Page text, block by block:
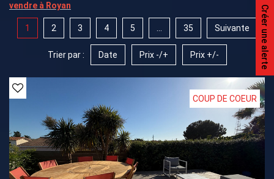
vendre à Royan
Créer une alerte
1 2 3 4 5 35 Suivante
Trier par : Date Prix -/+ Prix +/-
COUP DE COEUR